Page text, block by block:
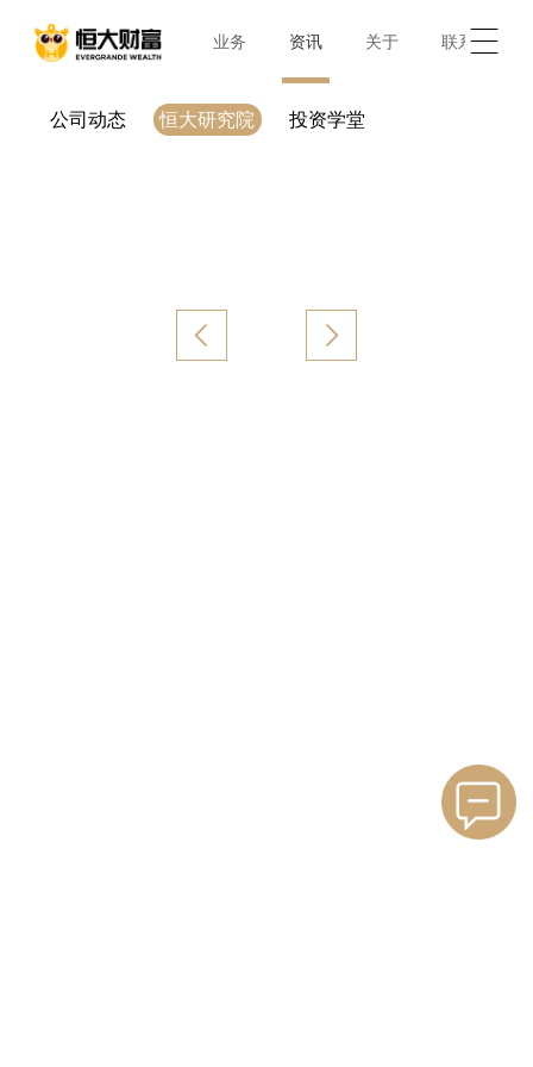
首页 业务 资讯 关于 联系
公司动态 恒大研究院 投资学堂